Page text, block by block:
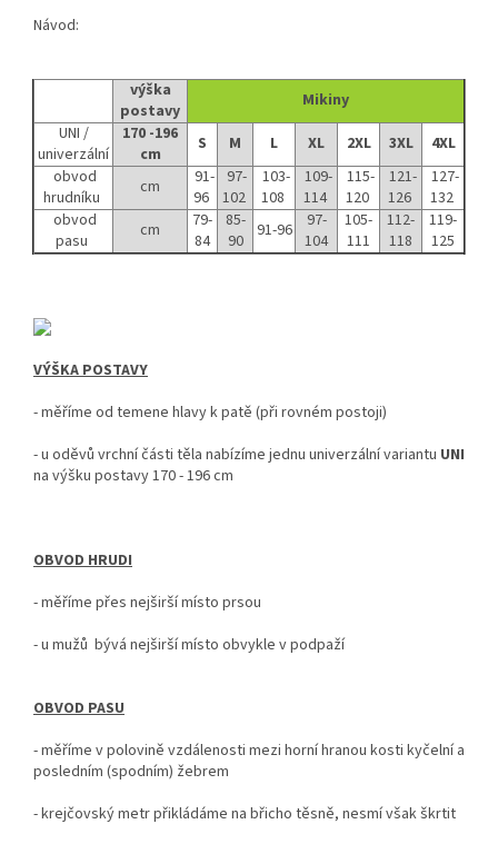
Návod:
výška
postavy
Mikiny
UNI /
univerzální
170 -196
cm
S M L XL 2XL 3XL
4XL
obvod
hrudníku
cm
91-
96
97-
102
103-
108
109-
114
115-
120
121-
126
127-
132
obvod
pasu
cm
79-
84
85-
90
91-96
97-
104
105-
111
112-
118
119-
125
VÝŠKA POSTAVY
-měříme od temene hlavy k patě (při rovném postoji)
- u oděvů vrchní části těla nabízíme jednu univerzální variantu UNI
na výšku postavy 170 - 196 cm
OBVOD HRUDI
- měříme přes nejširší místo prsou
- u mužů bývá nejširší místo obvykle v podpaží
OBVOD PASU
- měříme v polovině vzdálenosti mezi horní hranou kosti kyčelní a
posledním (spodním) žebrem
- krejčovský metrpřikládáme na břicho těsně, nesmí však škrtit